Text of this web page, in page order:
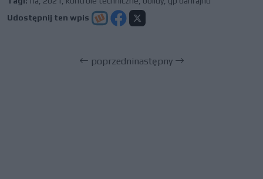
Udostępnij ten wpis
poprzedninastępny